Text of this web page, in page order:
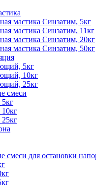
мастика Синзатим, 5кг
мастика Синзатим, 11кг
мастика Синзатим, 20кг
мастика Синзатим, 50кг
5кг
10кг
25кг
смеси
смеси для остановки